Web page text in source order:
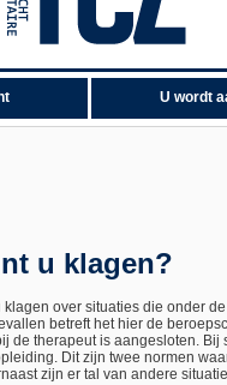
U wordt
u klagen?
klagen over situaties die onder
betreft het hier de
de therapeut is aangesloten.
Dit zijn twee normen
zijn er tal van andere